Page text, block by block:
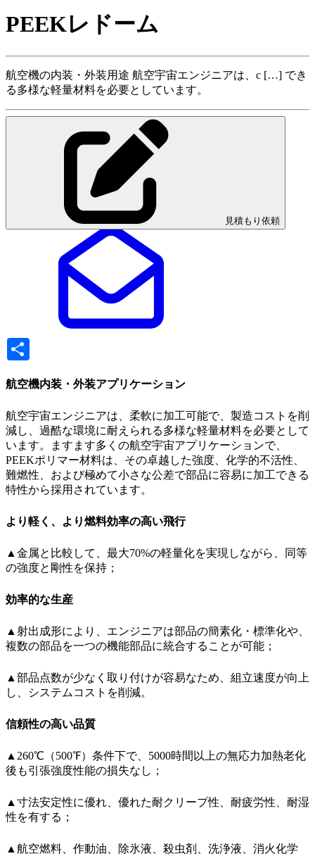
PEEKレドーム
航空機の内装・外装用途 航空宇宙エンジニアは、c […] でき
る多様な軽量材料を必要としています。
見積もり依頼
航空機内装・外装アプリケーション
航空宇宙エンジニアは、柔軟に加工可能で、製造コストを削
減し、過酷な環境に耐えられる多様な軽量材料を必要として
います。ますます多くの航空宇宙アプリケーションで、
PEEKポリマー材料は、その卓越した強度、化学的不活性、
難燃性、および極めて小さな公差で部品に容易に加工できる
特性から採用されています。
より軽く、より燃料効率の高い飛行
▲金属と比較して、最大70%の軽量化を実現しながら、同等
の強度と剛性を保持；
効率的な生産
▲射出成形により、エンジニアは部品の簡素化・標準化や、
複数の部品を一つの機能部品に統合することが可能；
▲部品点数が少なく取り付けが容易なため、組立速度が向上
し、システムコストを削減。
信頼性の高い品質
▲260℃（500℉）条件下で、5000時間以上の無応力加熱老化
後も引張強度性能の損失なし；
▲寸法安定性に優れ、優れた耐クリープ性、耐疲労性、耐湿
性を有する；
▲航空燃料、作動油、除氷液、殺虫剤、洗浄液、消火化学